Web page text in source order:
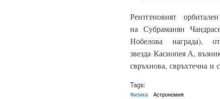
Рентгеновият
на Субраманян
Нобелова награда),
звезда Касиопея А,
свръхнова, свръхтечна и
Tags:
Физика Астрономия